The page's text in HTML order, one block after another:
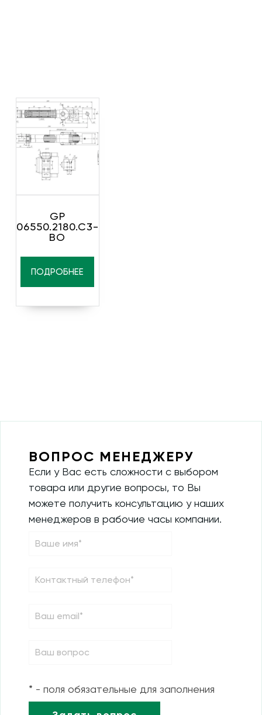
GP
06550.2180.C3-
ВО
ПОДРОБНЕЕ
ВОПРОС МЕНЕДЖЕРУ
Если у Вас есть сложности с выбором
товара или другие вопросы, то Вы
можете получить консультацию у наших
менеджеров в рабочие часы компании.
* - поля обязательные для заполнения